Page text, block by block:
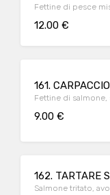
Fettine di pesce
12.00 €
161.
Fettine di salmone,
9.00 €
162. TARTARE
Salmone tritato,